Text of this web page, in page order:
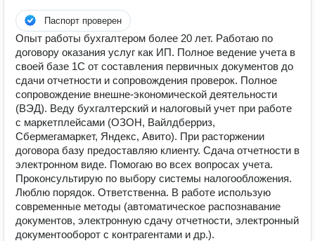
Паспорт проверен
Опыт работы бухгалтером более 20 лет. Работаю по
договору оказания услуг как ИП. Полное ведение учета в
своей базе 1С от составления первичных документов до
сдачи отчетности и сопровождения проверок. Полное
сопровождение внешне-экономической деятельности
(ВЭД). Веду бухгалтерский и налоговый учет при работе
с маркетплейсами (ОЗОН, Вайлдберриз,
Сбермегамаркет, Яндекс, Авито). При расторжении
договора базу предоставляю клиенту. Сдача отчетности в
электронном виде. Помогаю во всех вопросах учета.
Проконсультирую по выбору системы налогообложения.
Люблю порядок. Ответственна. В работе использую
современные методы (автоматическое распознавание
документов, электронную сдачу отчетности, электронный
документооборот с контрагентами и др.).